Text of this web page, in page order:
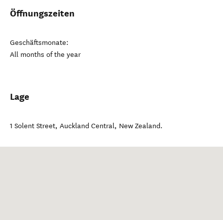
Öffnungszeiten
Geschäftsmonate:
All months of the year
Lage
1 Solent Street, Auckland Central, New Zealand.